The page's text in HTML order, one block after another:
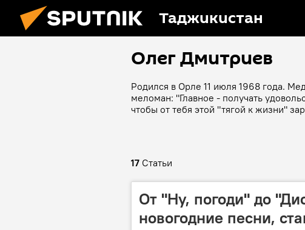
Таджикистан
Олег Дмитриев
Родился в Орле 11 июля 1968 года.
меломан: "Главное - получать
чтобы от тебя этой "тягой к жизни"
17 Статьи
От "Ну, погоди" до
новогодние песни,